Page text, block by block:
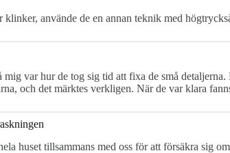
använde de en annan teknik med
var hur de tog sig tid att fixa de små
och det märktes verkligen. När de var klara
huset tillsammans med oss för att försäkra sig